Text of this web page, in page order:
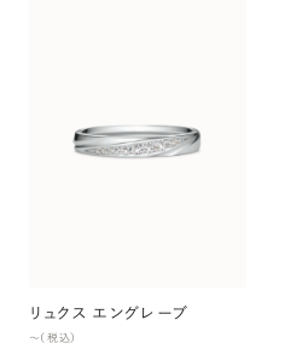
リュクス エングレーブ
〜（税込）